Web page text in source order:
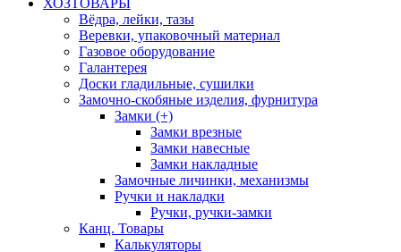
ХОЗТОВАРЫ
Вёдра, лейки, тазы
Веревки, упаковочный материал
Газовое оборудование
Галантерея
Доски гладильные, сушилки
Замочно-скобяные изделия, фурнитура
Замки (+)
Замки врезные
Замки навесные
Замки накладные
Замочные личинки, механизмы
Ручки и накладки
Ручки, ручки-замки
Канц. Товары
Калькуляторы